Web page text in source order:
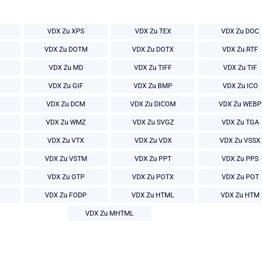
VDX Zu XPS VDX Zu TEX VDX Zu DOC
VDX Zu DOTM VDX Zu DOTX VDX Zu RTF
VDX Zu MD VDX Zu TIFF VDX Zu TIF
VDX Zu GIF VDX Zu BMP VDX Zu ICO
VDX Zu DCM VDX Zu DICOM VDX Zu WEBP
VDX Zu WMZ VDX Zu SVGZ VDX Zu TGA
VDX Zu VTX VDX Zu VDX VDX Zu VSSX
VDX Zu VSTM VDX Zu PPT VDX Zu PPS
VDX Zu OTP VDX Zu POTX VDX Zu POT
VDX Zu FODP VDX Zu HTML VDX Zu HTM
VDX Zu MHTML